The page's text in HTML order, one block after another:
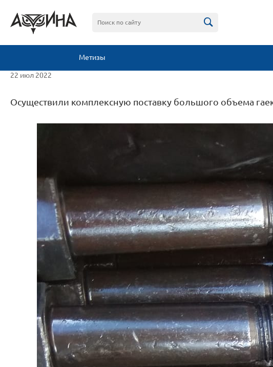
Метизы
22 июл 2022
Осуществили комплексную поставку большого объема